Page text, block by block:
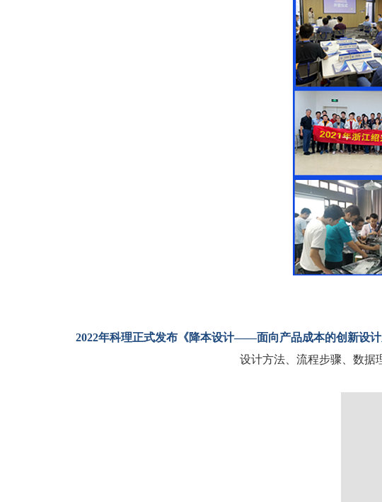
2022年科理正式发布《降本设计——面向产品成本的创新设
设计方法、流程步骤、数据